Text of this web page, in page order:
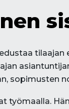
sopimusten
työmaalla.